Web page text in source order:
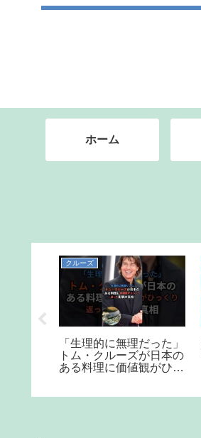
ホーム
クルーズ
「生理的に無理だった」
トム・クルーズが日本の
ある料理に価値観がひっ